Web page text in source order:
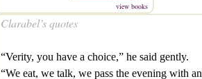
view books
Clarabel’s quotes
“Verity, you have a choice,” he said gently.
“We eat, we talk, we pass the evening with an